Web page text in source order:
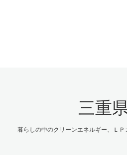
三重
暮らしの中のクリーンエネルギー、Ｌ